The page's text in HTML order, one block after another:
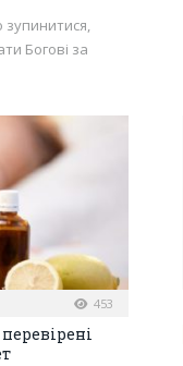
зупинитися,
Богові за
453